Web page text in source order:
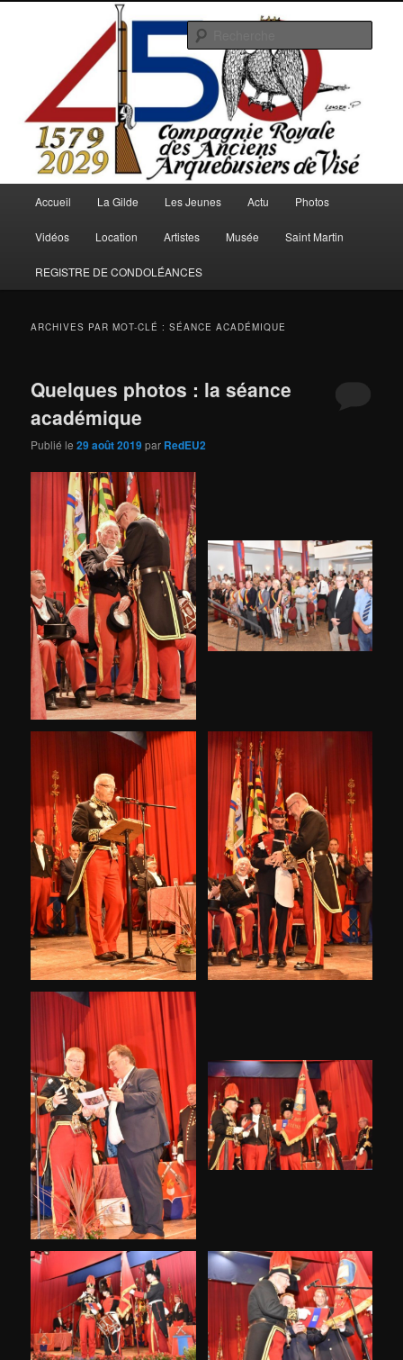
Arquebusiers.eu
Accueil La Gilde Les Jeunes Actu Photos
Vidéos Location Artistes Musée Saint Martin
REGISTRE DE CONDOLÉANCES
ARCHIVES PAR MOT-CLÉ :SÉANCE ACADÉMIQUE
Quelques photos : la séance
académique
Publié le29 août 2019par RedEU2